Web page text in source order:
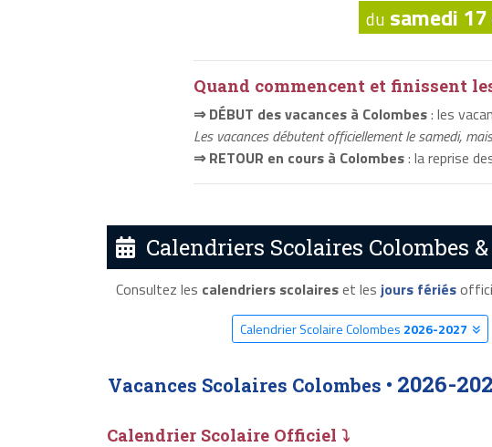
du samedi
Quand commencent et finissent
⇒ DÉBUT des vacances à Colombes: les
Les vacances débutent officiellement le samedi,
⇒ RETOUR en cours à Colombes: la reprise
Calendriers Scolaires Colombes
Consultez les calendriers scolaireset les jours fériés
Calendrier Scolaire Colombes 2026-2027
Vacances Scolaires Colombes • 2026-
Calendrier Scolaire Officiel ⤵